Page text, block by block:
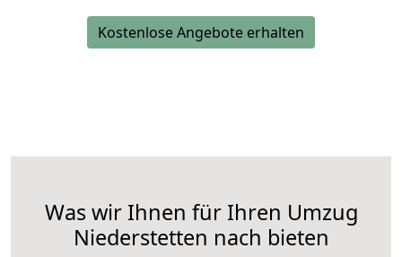
Kostenlose Angebote erhalten
Was wir Ihnen für Ihren Umzug
Niederstetten nach bieten